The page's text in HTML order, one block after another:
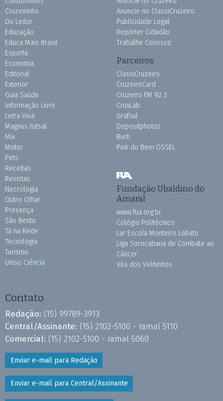
Cruzeirinho
Do Leitor
Educação
Educa Mais Brasil
Esporte
Economia
Editorial
Exterior
Guia Saúde
Informação Livre
Letra Viva
Magnus Futsal
Mix
Motor
Pets
Receitas
Revistas
Necrologia
Outro Olhar
Presença
São Bento
Tá na Rede
Tecnologia
Turismo
Uniso Ciência
Anuncie no ClassiCruzeiro
Publicidade Legal
Repórter Cidadão
Trabalhe Conosco
Parceiros
ClassiCruzeiro
CruzeiroCard
Cruzeiro FM 92.3
CruxLab
Grafsul
Depositphotos
Burh
Pink do Bem OSSEL
Fundação Ubaldino do
Amaral
www.fua.org.br
Colégio Politécnico
Lar Escola Monteiro Lobato
Liga Sorocabana de Combate ao
Câncer
Vila dos Velhinhos
Contato
Redação: (15) 99789-3913
Central/Assinante: (15) 2102-5100 - ramal 5110
Comercial: (15) 2102-5100 - ramal 5060
Enviar e-mail para Redação
Enviar e-mail para Central/Assinante